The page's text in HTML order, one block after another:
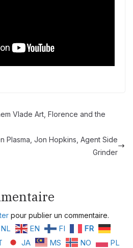
Vlade Art, Florence and the
Plasma, Jon Hopkins, Agent Side
Grinder
pour publier un commentaire.
NL EN FI
FR
JA MS NO
PL